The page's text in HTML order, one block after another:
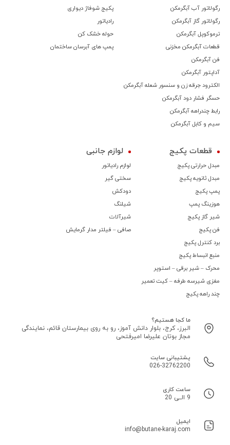
رگولاتور آب آبگرمکن
رگولاتور گاز آبگرمکن
ترموكوپل آبگرمکن
قطعات آبگرمکن مخزنی
فن آبگرمکن
آداپتور آبگرمکن
الکترود جرقه زن و سنسور شعله آبگرمکن
حسگر فشار دود آبگرمکن
رابط چندراهه آبگرمکن
سیم و کابل آبگرمکن
پکیج شوفاژ دیواری
رادیاتور
حوله خشک کن
پمپ های آبرسان ساختمان
قطعات پکیج
مبدل حرارتی پکیج
مبدل ثانویه پکیج
پمپ پکیج
هوزینگ پمپ
شیر گاز پکیج
فن پکیج
برد کنترل پکیج
منبع انبساط پکیج
محرک – شیر برقی – استوپر
مغزی شیرسه طرفه – کیت تعمیر
چند راهه پکیج
لوازم جانبی
لوازم رادیاتور
سختی گیر
دودکش
شیلنگ
شیرآلات
صافی – فیلتر مدار گرمایش
ما کجا هستیم؟
البرز، کرج، بلوار دانش آموز، رو به روی بیمارستان قائم، نمایندگی
مجاز بوتان علیرضا امیرفتحی
پشتیبانی سایت
026-32762200
ساعت کاری
9 الــی 20
ایمیل
info@butane-karaj.com